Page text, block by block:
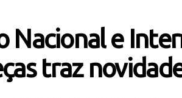
Nacional e
traz